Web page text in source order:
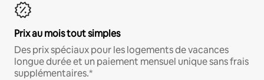
Prix au mois tout simples
Des prix spéciaux pour les logements de vacances
longue durée et un paiement mensuel unique sans frais
supplémentaires.*